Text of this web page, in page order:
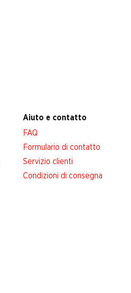
Aiuto e contatto
FAQ
Formulario di contatto
Servizio clienti
Condizioni di consegna